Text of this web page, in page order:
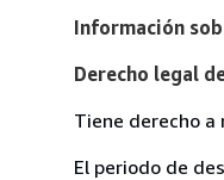
Información
Derecho legal
Tiene derecho
El periodo de